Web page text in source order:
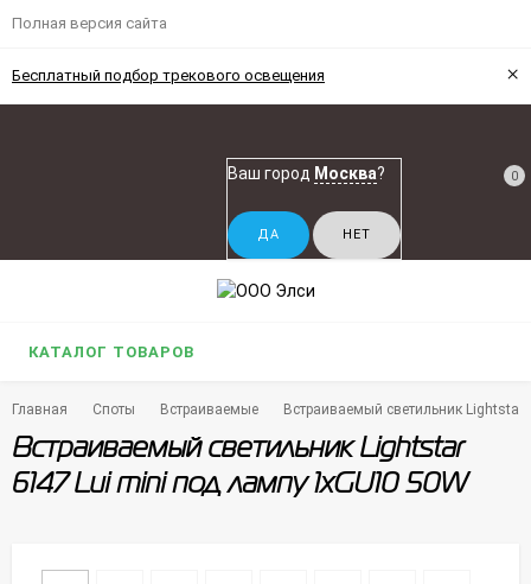
Полная версия сайта
Бесплатный подбор трекового освещения ×
Ваш город Москва? 0
КАТАЛОГ ТОВАРОВ
Главная Споты Встраиваемые Встраиваемый светильник
Встраиваемый светильник Lightstar
6147 Lui mini под лампу 1xGU10 50W